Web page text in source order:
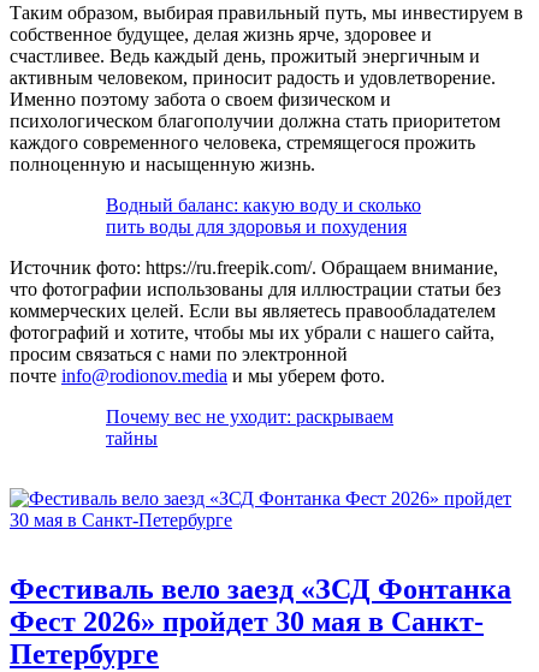
Таким образом, выбирая правильный путь, мы инвестируем в
собственное будущее, делая жизнь ярче, здоровее и
счастливее. Ведь каждый день, прожитый энергичным и
активным человеком, приносит радость и удовлетворение.
Именно поэтому забота о своем физическом и
психологическом благополучии должна стать приоритетом
каждого современного человека, стремящегося прожить
полноценную и насыщенную жизнь.
Водный баланс: какую воду и сколько
пить воды для здоровья и похудения
Источник фото: https://ru.freepik.com/. Обращаем внимание,
что фотографии использованы для иллюстрации статьи без
коммерческих целей. Если вы являетесь правообладателем
фотографий и хотите, чтобы мы их убрали с нашего сайта,
просим связаться с нами по электронной
почте info@rodionov.media и мы уберем фото.
Почему вес не уходит: раскрываем
тайны
Фестиваль вело заезд «ЗСД Фонтанка
Фест 2026» пройдет 30 мая в Санкт-
Петербурге